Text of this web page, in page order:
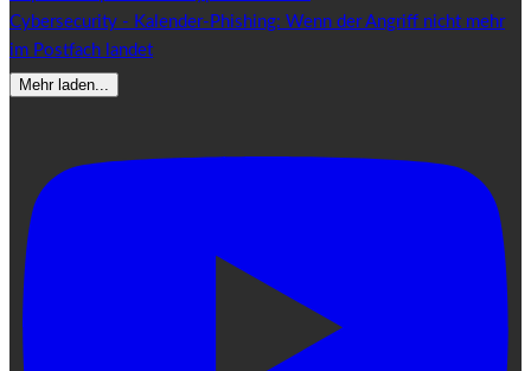
Cybersecurity - Kalender-Phishing: Wenn der Angriff nicht mehr
im Postfach landet
Mehr laden...